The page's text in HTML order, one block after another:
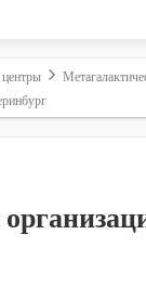
центры